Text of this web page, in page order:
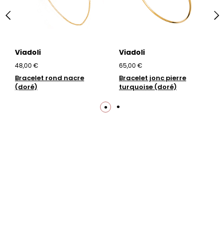
Viadoli
48,00 €
Bracelet rond nacre
(doré)
Viadoli
65,00 €
Bracelet jonc pierre
turquoise (doré)